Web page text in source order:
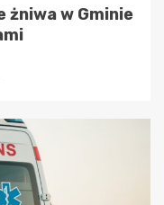
żniwa w Gminie